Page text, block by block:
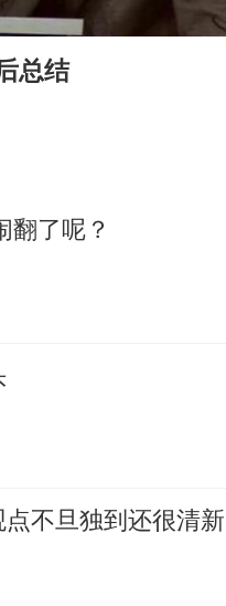
影响
所大学
总结
翻了呢？
不旦独到还很清新